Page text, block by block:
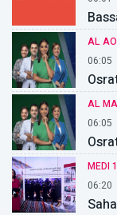
AL
06:05
AL
06:05
MEDI
06:20